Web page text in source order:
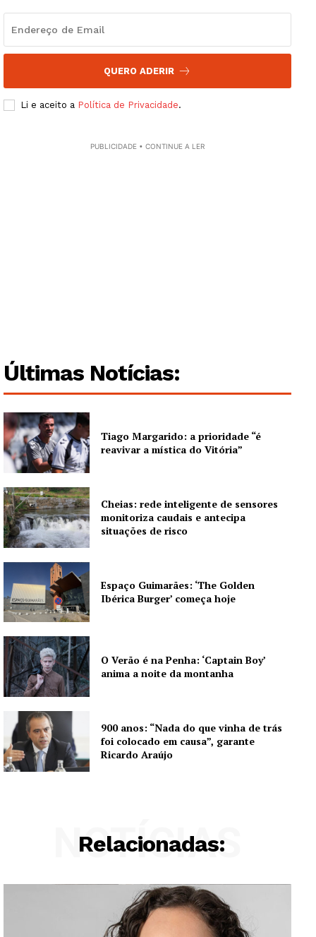
Institucional
QUERO ADERIR
Li e aceito a Política de Privacidade.
PUBLICIDADE • CONTINUE A LER
Últimas Notícias:
Tiago Margarido: a prioridade “é
reavivar a mística do Vitória”
Cheias: rede inteligente de sensores
monitoriza caudais e antecipa
situações de risco
Espaço Guimarães: ‘The Golden
Ibérica Burger’ começa hoje
O Verão é na Penha: ‘Captain Boy’
anima a noite da montanha
900 anos: “Nada do que vinha de trás
foi colocado em causa”, garante
Ricardo Araújo
Relacionadas:
NOTÍCIAS